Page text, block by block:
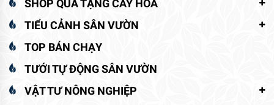
SHOP QUÀ TẶNG CÂY HOA
TIỂU CẢNH SÂN VƯỜN
TOP BÁN CHẠY
TƯỚI TỰ ĐỘNG SÂN VƯỜN
VẬT TƯ NÔNG NGHIỆP